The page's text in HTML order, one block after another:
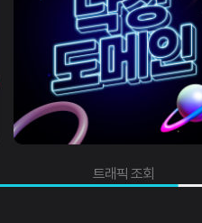
트래픽 조회